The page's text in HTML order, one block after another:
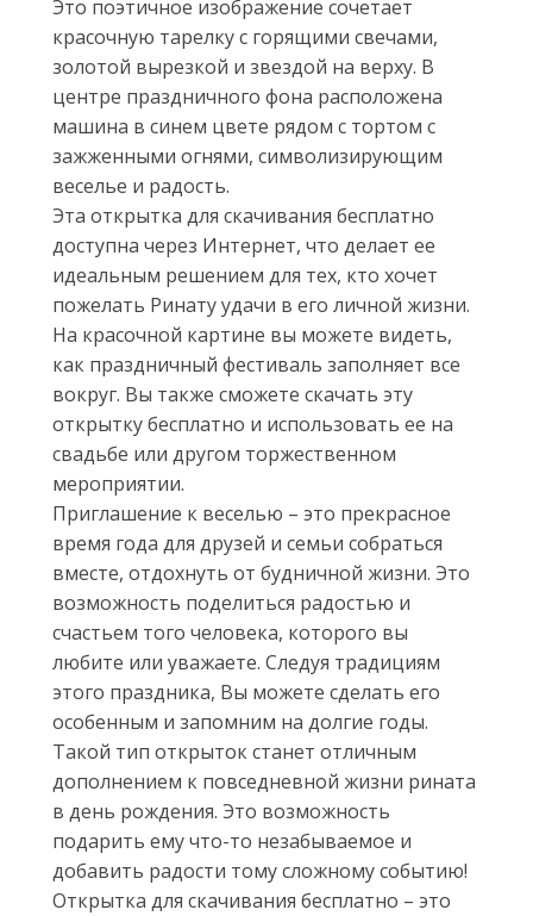
Это поэтичное изображение сочетает
красочную тарелку с горящими свечами,
золотой вырезкой и звездой на верху. В
центре праздничного фона расположена
машина в синем цвете рядом с тортом с
зажженными огнями, символизирующим
веселье и радость.
Эта открытка для скачивания бесплатно
доступна через Интернет, что делает ее
идеальным решением для тех, кто хочет
пожелать Ринату удачи в его личной жизни.
На красочной картине вы можете видеть,
как праздничный фестиваль заполняет все
вокруг. Вы также сможете скачать эту
открытку бесплатно и использовать ее на
свадьбе или другом торжественном
мероприятии.
Приглашение к веселью – это прекрасное
время года для друзей и семьи собраться
вместе, отдохнуть от будничной жизни. Это
возможность поделиться радостью и
счастьем того человека, которого вы
любите или уважаете. Следуя традициям
этого праздника, Вы можете сделать его
особенным и запомним на долгие годы.
Такой тип открыток станет отличным
дополнением к повседневной жизни рината
в день рождения. Это возможность
подарить ему что-то незабываемое и
добавить радости тому сложному событию!
Открытка для скачивания бесплатно – это